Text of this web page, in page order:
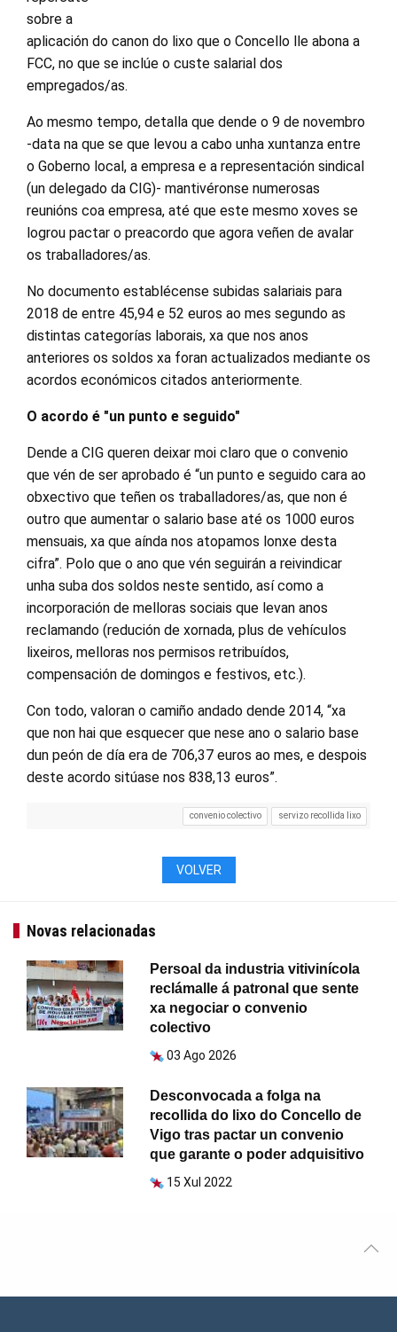
sobre a
aplicación do canon do lixo que o Concello lle abona a
FCC, no que se inclúe o custe salarial dos
empregados/as.
Ao mesmo tempo, detalla que dende o 9 de novembro
-data na que se que levou a cabo unha xuntanza entre
o Goberno local, a empresa e a representación sindical
(un delegado da CIG)- mantivéronse numerosas
reunións coa empresa, até que este mesmo xoves se
logrou pactar o preacordo que agora veñen de avalar
os traballadores/as.
No documento establécense subidas salariais para
2018 de entre 45,94 e 52 euros ao mes segundo as
distintas categorías laborais, xa que nos anos
anteriores os soldos xa foran actualizados mediante os
acordos económicos citados anteriormente.
O acordo é "un punto e seguido"
Dende a CIG queren deixar moi claro que o convenio
que vén de ser aprobado é “un punto e seguido cara ao
obxectivo que teñen os traballadores/as, que non é
outro que aumentar o salario base até os 1000 euros
mensuais, xa que aínda nos atopamos lonxe desta
cifra”. Polo que o ano que vén seguirán a reivindicar
unha suba dos soldos neste sentido, así como a
incorporación de melloras sociais que levan anos
reclamando (redución de xornada, plus de vehículos
lixeiros, melloras nos permisos retribuídos,
compensación de domingos e festivos, etc.).
Con todo, valoran o camiño andado dende 2014, “xa
que non hai que esquecer que nese ano o salario base
dun peón de día era de 706,37 euros ao mes, e despois
deste acordo sitúase nos 838,13 euros”.
convenio colectivo servizo recollida lixo
VOLVER
Novas relacionadas
Persoal da industria vitivinícola
reclámalle á patronal que sente
xa negociar o convenio
colectivo
03 Ago 2026
Desconvocada a folga na
recollida do lixo do Concello de
Vigo tras pactar un convenio
que garante o poder adquisitivo
15 Xul 2022